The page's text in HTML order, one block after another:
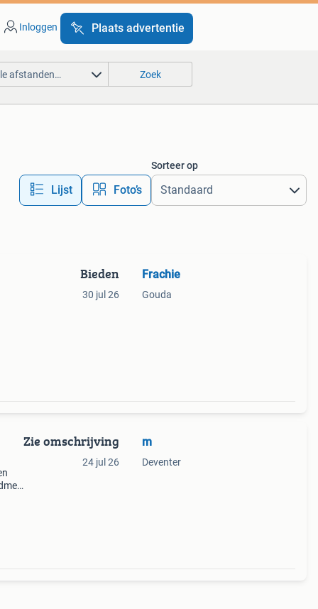
Inloggen Plaats advertentie
afstanden… Zoek
Lijst Foto’s
Sorteer op
Bieden
30 jul 26
Frachie
Gouda
Zie omschrijving
24 jul 26
m
Deventer